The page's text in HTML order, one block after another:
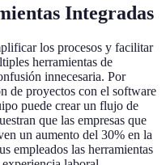
Integradas
los procesos y facilitar
herramientas de
innecesaria. Por
de proyectos con el software
puede crear un flujo de
que las empresas que
un aumento del 30% en la
empleados las herramientas